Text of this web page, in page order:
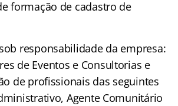
formação de cadastro de
responsabilidade da empresa:
de Eventos e Consultorias e
de profissionais das seguintes
Agente Comunitário